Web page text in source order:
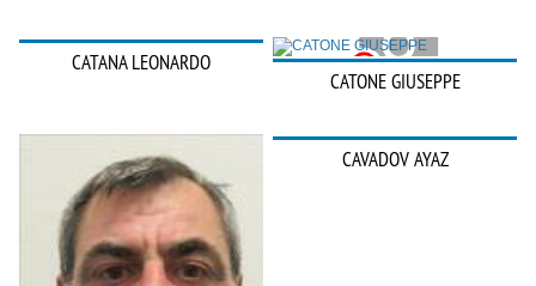
CATANA LEONARDO
CATONE GIUSEPPE
CAVADOV AYAZ